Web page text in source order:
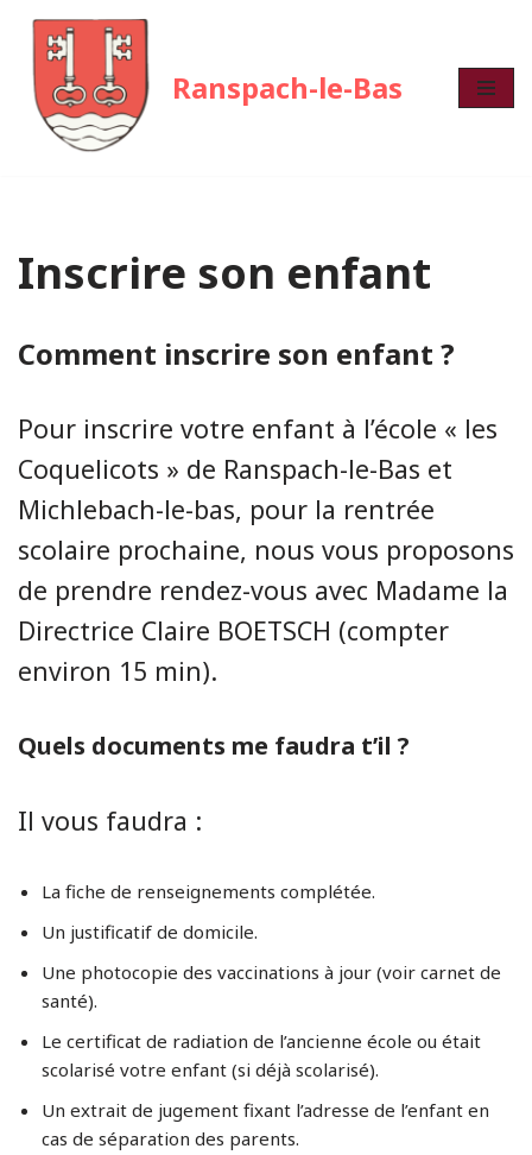
Aller
au
contenu
Ranspach-le-Bas
Inscrire son enfant
Comment inscrire son enfant ?
Pour inscrire votre enfant à l’école « les
Coquelicots » de Ranspach-le-Bas et
Michlebach-le-bas, pour la rentrée
scolaire prochaine, nous vous proposons
de prendre rendez-vous avec Madame la
Directrice Claire BOETSCH (compter
environ 15 min).
Quels documents me faudra t’il ?
Il vous faudra :
La fiche de renseignements complétée.
Un justificatif de domicile.
Une photocopie des vaccinations à jour (voir carnet de
santé).
Le certificat de radiation de l’ancienne école ou était
scolarisé votre enfant (si déjà scolarisé).
Un extrait de jugement fixant l’adresse de l’enfant en
cas de séparation des parents.